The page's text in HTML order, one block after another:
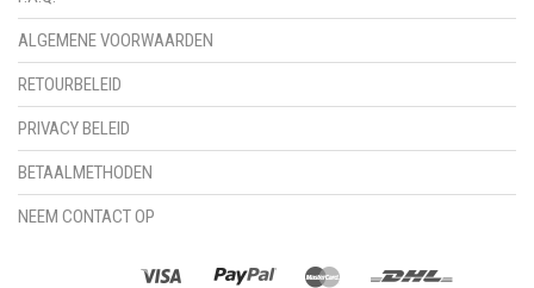
ALGEMENE VOORWAARDEN
RETOURBELEID
PRIVACY BELEID
BETAALMETHODEN
NEEM CONTACT OP